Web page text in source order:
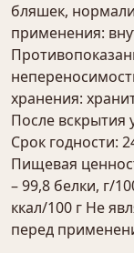
бляшек,
применения:
хранения:
После вскрытия
Срок годности:
Пищевая
– 99,8 белки, г/
ккал/100 г Не
перед